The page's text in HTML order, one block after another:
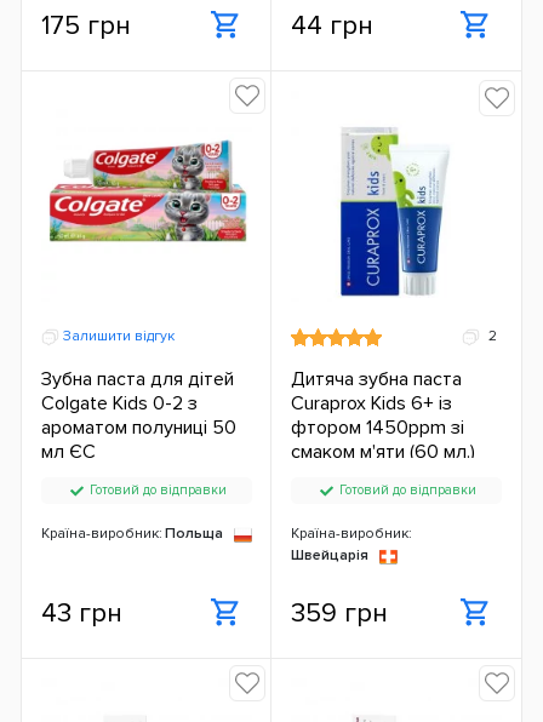
175 грн 44 грн
Залишити відгук
Зубна паста для дітей
Colgate Kids 0-2 з
ароматом полуниці 50
мл ЄС
Готовий до відправки
Країна-виробник: Польща
43 грн
2
Дитяча зубна паста
Curaprox Kids 6+ із
фтором 1450ppm зі
смаком м'яти (60 мл.)
Готовий до відправки
Країна-виробник:
Швейцарія
359 грн